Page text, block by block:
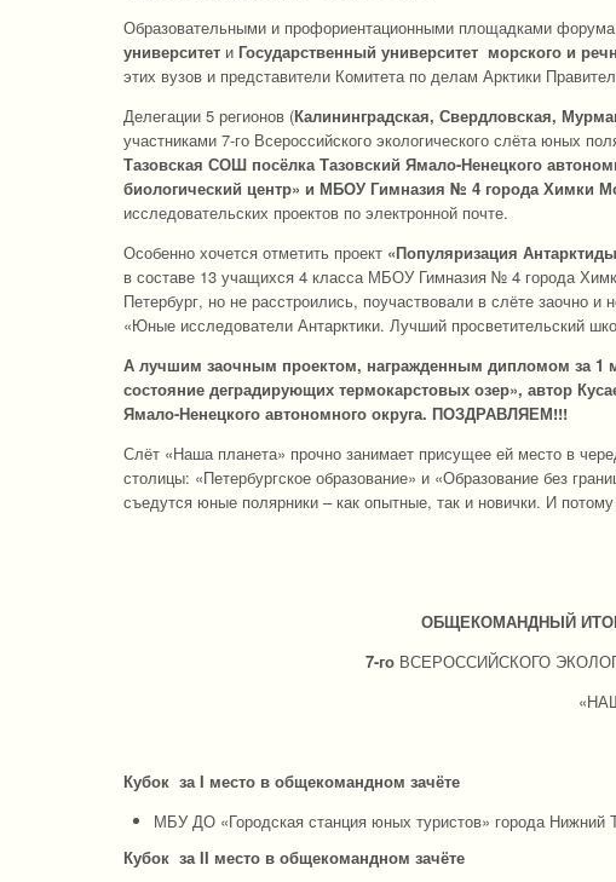
Образовательными и профориентационными площадками
университет и Государственный университет морского и
этих вузов и представители Комитета по делам Арктики
Делегации 5 регионов (Калининградская, Свердловская,
участниками 7-го Всероссийского экологического слёта юных
Тазовская СОШ посёлка Тазовский Ямало-Ненецкого
биологический центр» и МБОУ Гимназия № 4 города Химки
исследовательских проектов по электронной почте.
Особенно хочется отметить проект «Популяризация
в составе 13 учащихся 4 класса МБОУ Гимназия № 4 города
Петербург, но не расстроились, поучаствовали в слёте заочно
«Юные исследователи Антарктики. Лучший просветительский
А лучшим заочным проектом, награжденным дипломом за 1
состояние деградирующих термокарстовых озер», автор
Ямало-Ненецкого автономного округа. ПОЗДРАВЛЯЕМ!!!
Слёт «Наша планета» прочно занимает присущее ей место в
столицы: «Петербургское образование» и «Образование без
съедутся юные полярники ­– как опытные, так и новички. И
ОБЩЕКОМАНДНЫЙ
7-го ВСЕРОССИЙСКОГО
Кубок за I место в общекомандном зачёте
МБУ ДО «Городская станция юных туристов» города Нижний
Кубок за II место в общекомандном зачёте